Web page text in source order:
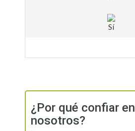
Sí
¿Por qué confiar en
nosotros?